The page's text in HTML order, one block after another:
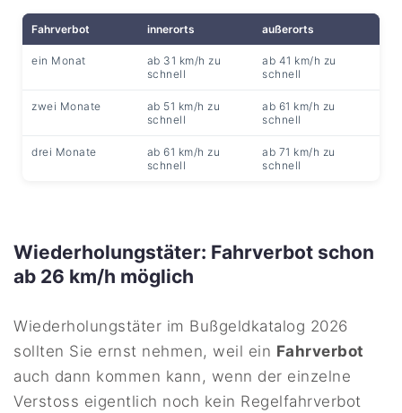
Fahrverbot innerorts außerorts
ein Monat
ab 31 km/h zu
schnell
ab 41 km/h zu
schnell
zwei Monate
ab 51 km/h zu
schnell
ab 61 km/h zu
schnell
drei Monate
ab 61 km/h zu
schnell
ab 71 km/h zu
schnell
Wiederholungstäter: Fahrverbot schon
ab 26 km/h möglich
Wiederholungstäter im Bußgeldkatalog 2026
sollten Sie ernst nehmen, weil ein Fahrverbot
auch dann kommen kann, wenn der einzelne
Verstoss eigentlich noch kein Regelfahrverbot